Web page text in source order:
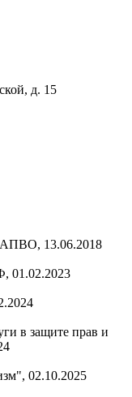
д. 15
АПВО, 13.06.2018
01.02.2023
в защите прав и
02.10.2025